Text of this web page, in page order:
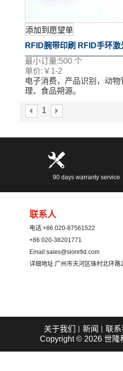
添加到愿望单
RFID腕带印刷 RFID手环激
刻
最小订量:500 个
单价: ￥ 1-2
电子消费，产品识别，动物
理、食品朔源。
等多个工艺。
1
90 days warranty service
联系人
电话:+86 020-87561522
+86 020-38201771
Email:sales@slonrfid.com
详细地址:广州市天河区珠村北环
关于我们 新闻
联
Copyright © 2026 世隆